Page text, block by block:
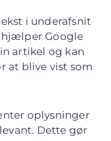
i underafsnit
Google
artikel og kan
at blive vist som
oplysninger
Dette gør